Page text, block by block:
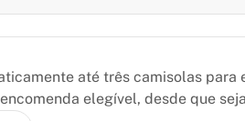
até três camisolas para
elegível, desde que